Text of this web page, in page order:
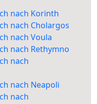
nach Korinth
nach Cholargos
nach Voula
nach Rethymno
nach
nach Neapoli
nach